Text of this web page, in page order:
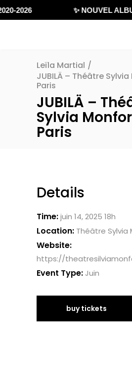
2026 ✨ NOUVEL
Leïla Martial /
JUBILÄ – Théâtre
Paris
JUBILÄ –
Sylvia
Paris
Details
Time:juin 14, 2025 18h
Location: Théâtre Sylvia
Website:
https://
Event Type: Juin
buy tickets